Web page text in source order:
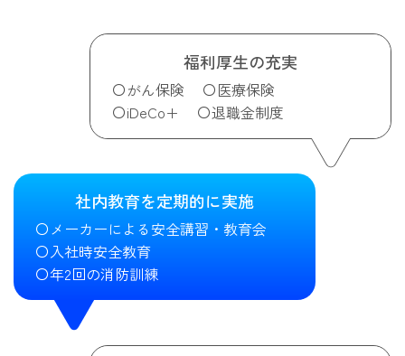
福利厚生の充実
がん保険
医療保険
iDeCo+
退職金制度
社内教育を定期的に実施
メーカーによる安全講習・教育会
入社時安全教育
年2回の消防訓練